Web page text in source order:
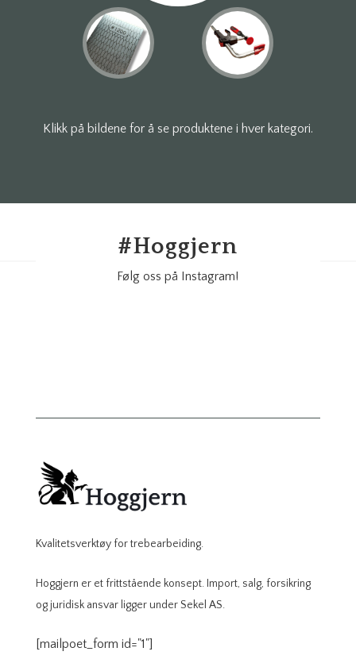
Klikk på bildene for å se produktene i hver kategori.
#Hoggjern
Følg oss på Instagram!
Kvalitetsverktøy for trebearbeiding.
Hoggjern er et frittstående konsept. Import, salg, forsikring
og juridisk ansvar ligger under Sekel AS.
[mailpoet_form id="1"]